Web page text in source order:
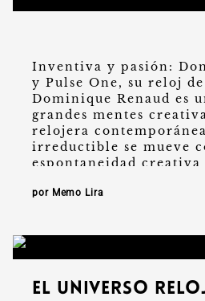
Inventiva y pasión:
y Pulse One, su reloj
Dominique Renaud es
grandes mentes
relojera
irreductible se mueve
espontaneidad
por Memo Lira
El universo